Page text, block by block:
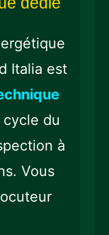
Italia est
du
à
Vous